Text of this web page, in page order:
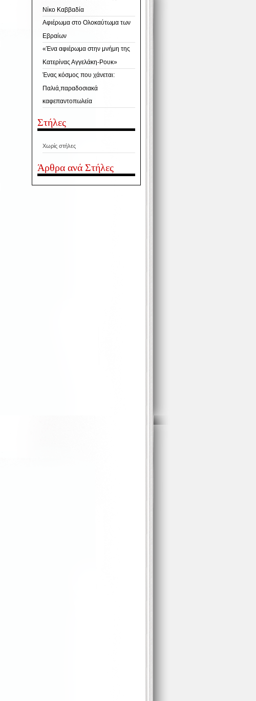
Νίκο Καββαδία
Αφιέρωμα στο Ολοκαύτωμα των
Εβραίων
«Ένα αφιέρωμα στην μνήμη της
Κατερίνας Αγγελάκη-Ρουκ»
Ένας κόσμος που χάνεται:
Παλιά,παραδοσιακά
καφεπαντοπωλεία
Στήλες
Χωρίς στήλες
Άρθρα ανά Στήλες